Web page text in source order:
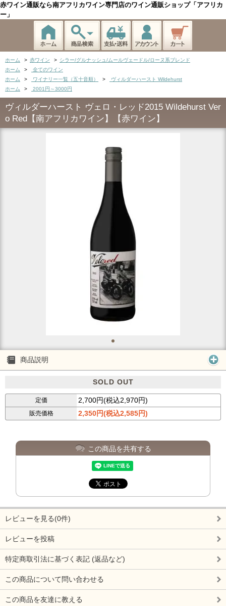
赤ワイン通販なら南アフリカワイン専門店のワイン通販ショップ「アフリカ
ー」
ホーム > 赤ワイン > シラー/グルナッシュ/ムールヴェードル/ローヌ系ブレンド
ホーム
>
全てのワイン
ホーム
> ワイナリー一覧（五十音順） >
ヴィルダーハースト Wildehurst
ホーム
> 2001円～3000円
ヴィルダーハースト ヴェロ・レッド2015 Wildehurst Ver
o Red【南アフリカワイン】【赤ワイン】
商品説明
SOLD OUT
定価 2,700円(税込2,970円)
販売価格 2,350円(税込2,585円)
この商品を共有する
レビューを見る(0件)
レビューを投稿
特定商取引法に基づく表記 (返品など)
この商品について問い合わせる
この商品を友達に教える